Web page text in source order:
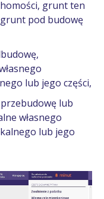
grunt ten
pod budowę
lub jego części,
lub
własnego
lub jego